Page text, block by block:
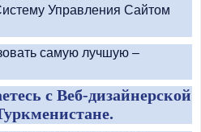
Управления Сайтом
самую лучшую –
с Веб-дизайнерской